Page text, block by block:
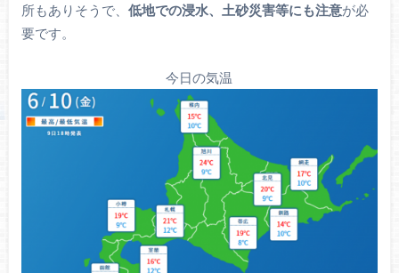
所もありそうで、 低地での浸水、土砂災害等にも注意が必
要です。
今日の気温